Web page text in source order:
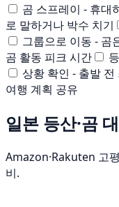
곰 스프레이 - 휴대
로 말하거나 박수 치기
그룹으로 이동 - 곰
곰 활동 피크 시간
상황 확인 - 출발 전
여행 계획 공유
일본 등산·곰
Amazon·Rakuten 고
비.